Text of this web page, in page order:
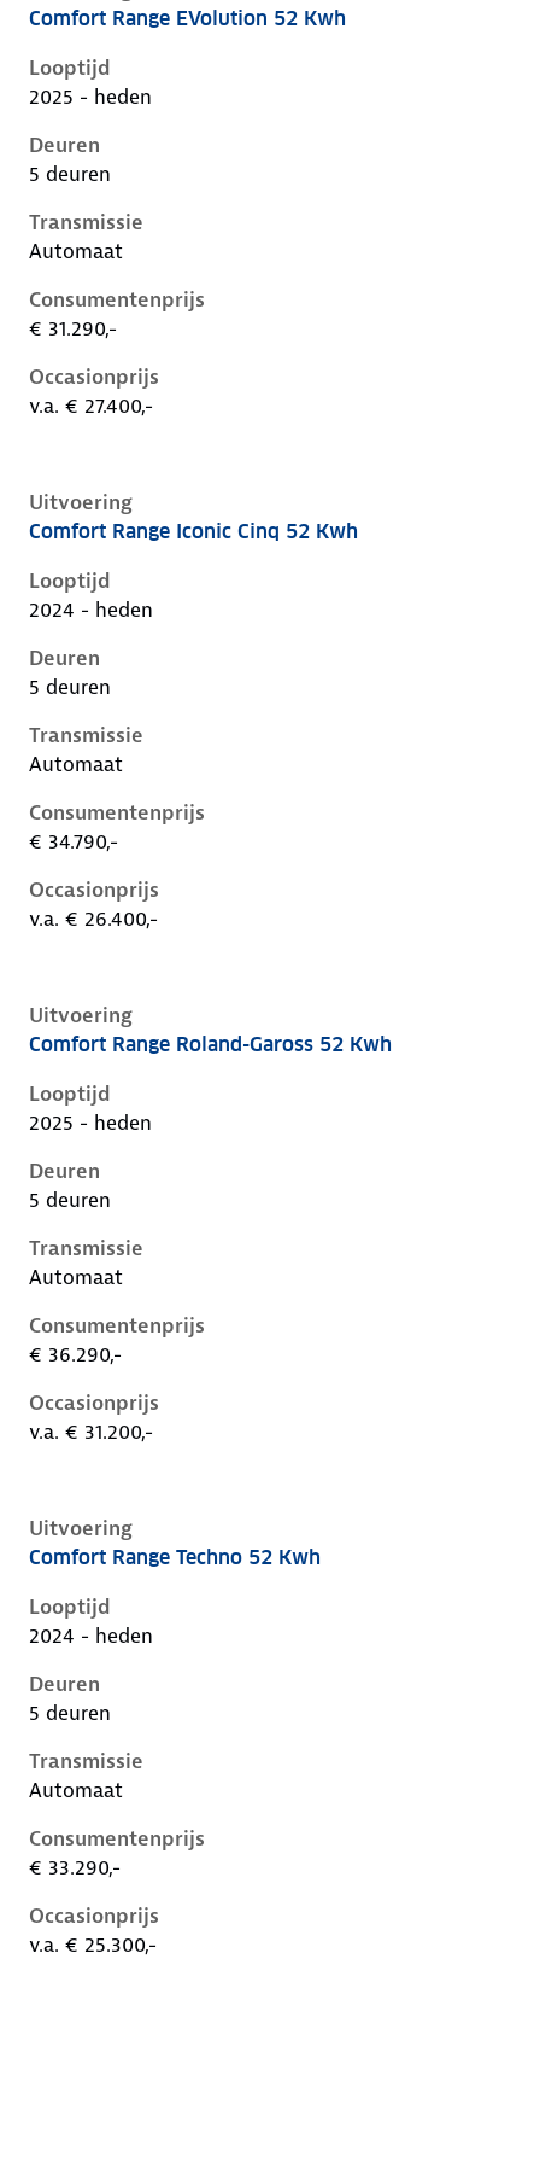
Renault 5 E-Tech iii, 52 kwh, 110 kW, Elektrisch, 5
Comfort Range EVolution 52 Kwh
Looptijd
2025 - heden
Deuren
5 deuren
Transmissie
Automaat
Consumentenprijs
€ 31.290,-
Occasionprijs
v.a. € 27.400,-
Uitvoering
Renault 5 E-Tech iii, 52 kwh, 110 kW, Elektrisch, 5
Comfort Range Iconic Cinq 52 Kwh
Looptijd
2024 - heden
Deuren
5 deuren
Transmissie
Automaat
Consumentenprijs
€ 34.790,-
Occasionprijs
v.a. € 26.400,-
Uitvoering
Renault 5 E-Tech iii, 52 kwh, 110 kW, Elektrisch, 5
Comfort Range Roland-Gaross 52 Kwh
Looptijd
2025 - heden
Deuren
5 deuren
Transmissie
Automaat
Consumentenprijs
€ 36.290,-
Occasionprijs
v.a. € 31.200,-
Uitvoering
Renault 5 E-Tech iii, 52 kwh, 110 kW, Elektrisch, 5
Comfort Range Techno 52 Kwh
Looptijd
2024 - heden
Deuren
5 deuren
Transmissie
Automaat
Consumentenprijs
€ 33.290,-
Occasionprijs
v.a. € 25.300,-